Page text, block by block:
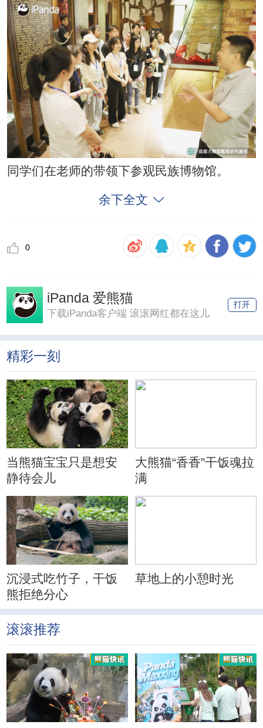
同学们在老师的带领下参观民族博物馆。
余下全文
0
iPanda 爱熊猫
下载iPanda客户端 滚滚网红都在这儿
打开
精彩一刻
当熊猫宝宝只是想安
静待会儿
大熊猫“香香”干饭魂拉
满
沉浸式吃竹子，干饭
熊拒绝分心
草地上的小憩时光
滚滚推荐